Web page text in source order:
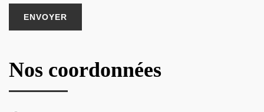
Nos coordonnées